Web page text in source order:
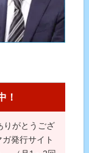
！
りがとうござ
発行サイト